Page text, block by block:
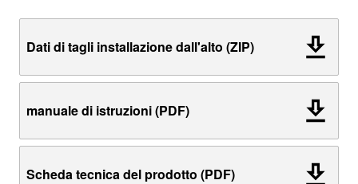
Dati di tagli installazione dall'alto (ZIP)
manuale di istruzioni (PDF)
Scheda tecnica del prodotto (PDF)